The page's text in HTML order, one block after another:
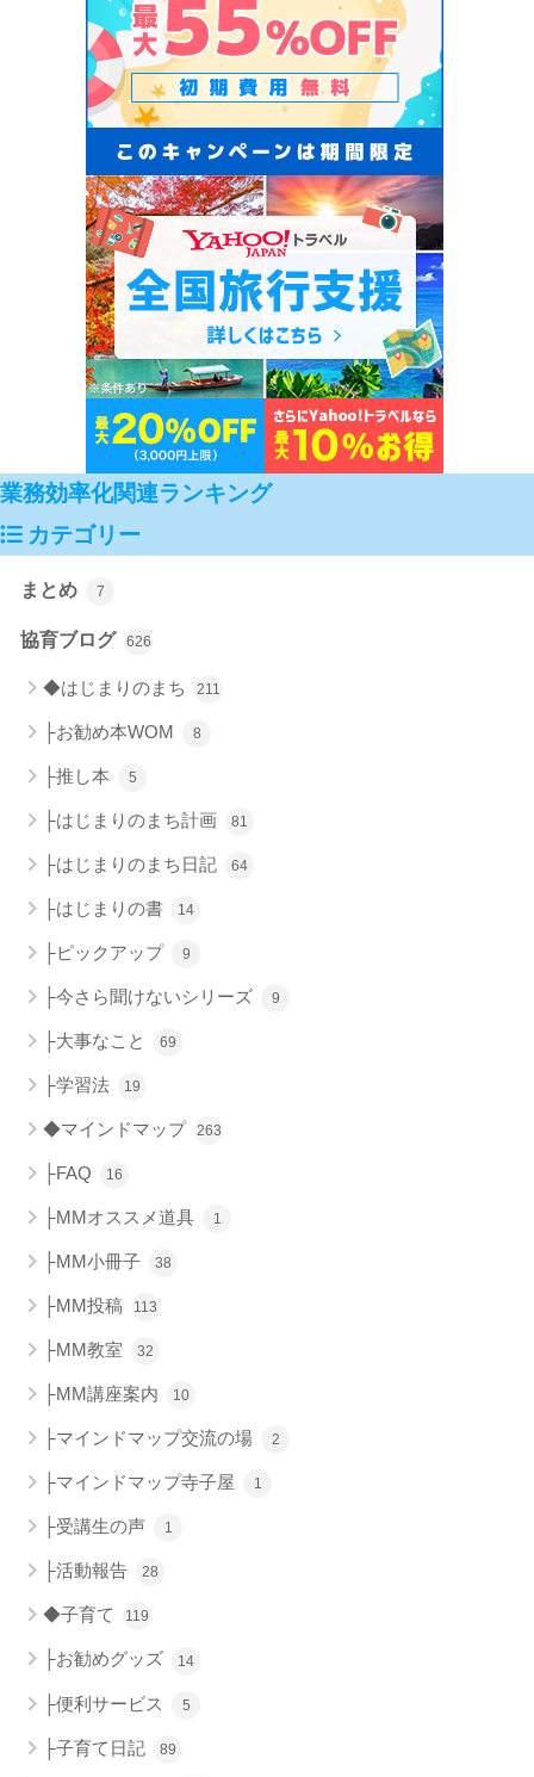
業務効率化関連ランキング
カテゴリー
まとめ 7
協育ブログ 626
◆はじまりのまち 211
├お勧め本WOM 8
├推し本 5
├はじまりのまち計画 81
├はじまりのまち日記 64
├はじまりの書 14
├ピックアップ 9
├今さら聞けないシリーズ 9
├大事なこと 69
├学習法 19
◆マインドマップ 263
├FAQ 16
├MMオススメ道具 1
├MM小冊子 38
├MM投稿 113
├MM教室 32
├MM講座案内 10
├マインドマップ交流の場 2
├マインドマップ寺子屋 1
├受講生の声 1
├活動報告 28
◆子育て 119
├お勧めグッズ 14
├便利サービス 5
├子育て日記 89